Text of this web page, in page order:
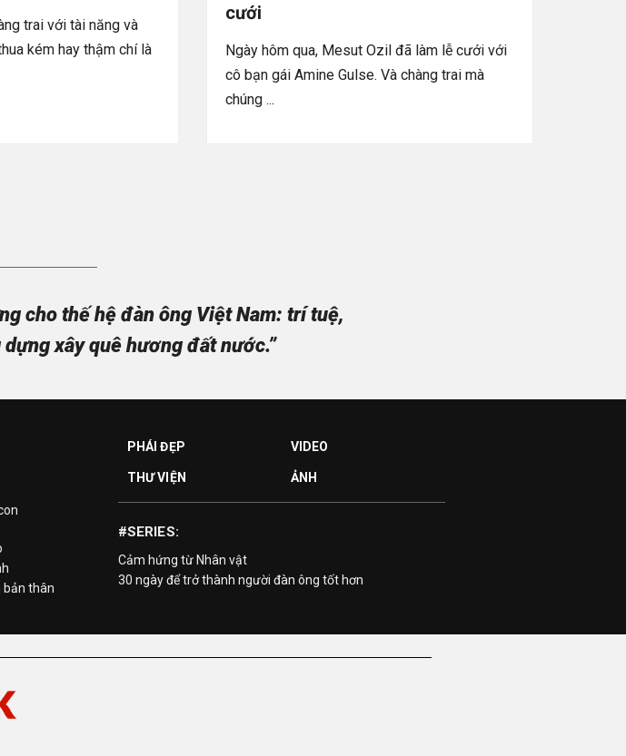
trai với tài năng và
kém hay thậm chí là
cưới
Ngày hôm qua, Mesut Ozil đã làm lễ cưới với
cô bạn gái Amine Gulse. Và chàng trai mà
chúng ...
cho thế hệ đàn ông Việt Nam: trí tuệ,
xây quê hương đất nước.”
bản thân
PHÁI ĐẸP
THƯ VIỆN
VIDEO
ẢNH
#SERIES:
Cảm hứng từ Nhân vật
30 ngày để trở thành người đàn ông tốt hơn